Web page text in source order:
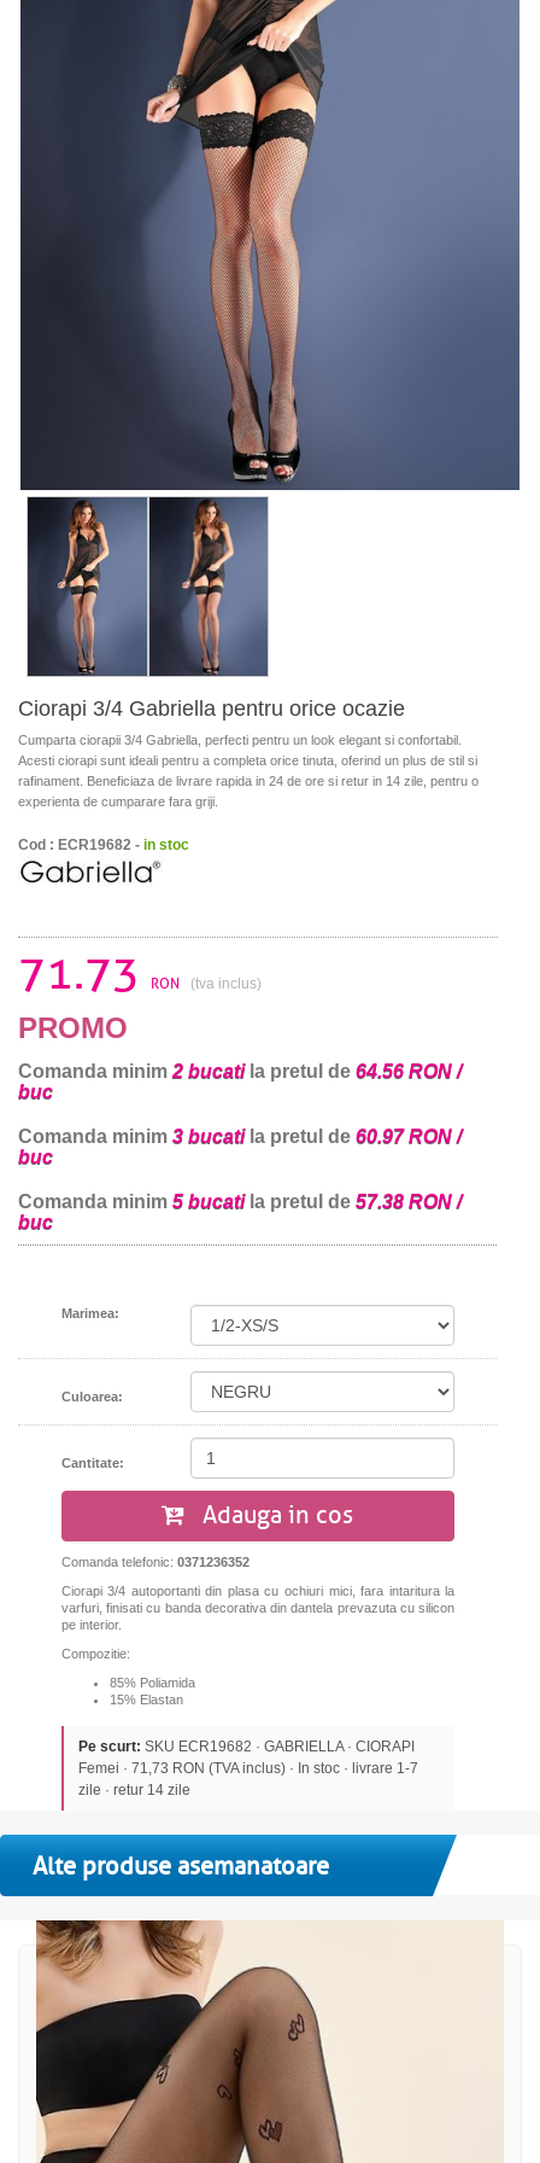
Ciorapi 3/4 Gabriella pentru orice ocazie
Cumparta ciorapii 3/4 Gabriella, perfecti pentru un look elegant si confortabil.
Acesti ciorapi sunt ideali pentru a completa orice tinuta, oferind un plus de stil si
rafinament. Beneficiaza de livrare rapida in 24 de ore si retur in 14 zile, pentru o
experienta de cumparare fara griji.
Cod : ECR19682 - in stoc
71.73 RON (tva inclus)
PROMO
Comanda minim 2 bucatila pretul de 64.56 RON /
buc
Comanda minim 3 bucatila pretul de 60.97 RON /
buc
Comanda minim 5 bucatila pretul de 57.38 RON /
buc
Marimea:
Culoarea:
Cantitate:
Adauga in cos
Comanda telefonic: 0371236352
Ciorapi 3/4 autoportanti din plasa cu ochiuri mici, fara intaritura la
varfuri, finisati cu banda decorativa din dantela prevazuta cu silicon
pe interior.
Compozitie:
85% Poliamida
15% Elastan
Pe scurt: SKU ECR19682 · GABRIELLA · CIORAPI
Femei · 71,73 RON (TVA inclus) · In stoc · livrare 1-7
zile · retur 14 zile
Alte produse asemanatoare